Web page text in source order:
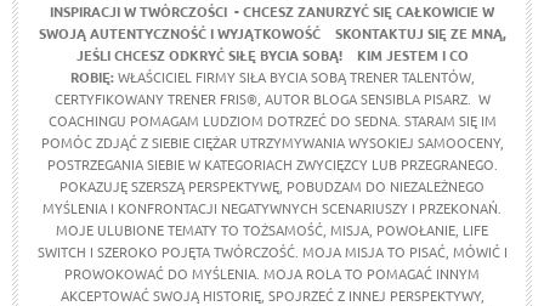
INSPIRACJI W TWÓRCZOŚCI - CHCESZ ZANURZYĆ SIĘ CAŁKOWICIE W
SWOJĄ AUTENTYCZNOŚĆ I WYJĄTKOWOŚĆ
SKONTAKTUJ SIĘ ZE MNĄ,
JEŚLI CHCESZ ODKRYĆ SIŁĘ BYCIA SOBĄ!
KIM JESTEM I CO
ROBIĘ:WŁAŚCICIEL FIRMY SIŁA BYCIA SOBĄ TRENER TALENTÓW,
CERTYFIKOWANY TRENER FRIS®, AUTOR BLOGA SENSIBLA PISARZ. W
COACHINGU POMAGAM LUDZIOM DOTRZEĆ DO SEDNA. STARAM SIĘ IM
POMÓC ZDJĄĆ Z SIEBIE CIĘŻAR UTRZYMYWANIA WYSOKIEJ SAMOOCENY,
POSTRZEGANIA SIEBIE W KATEGORIACH ZWYCIĘZCY LUB PRZEGRANEGO.
POKAZUJĘ SZERSZĄ PERSPEKTYWĘ, POBUDZAM DO NIEZALEŻNEGO
MYŚLENIA I KONFRONTACJI NEGATYWNYCH SCENARIUSZY I PRZEKONAŃ.
MOJE ULUBIONE TEMATY TO TOŻSAMOŚĆ, MISJA, POWOŁANIE, LIFE
SWITCH I SZEROKO POJĘTA TWÓRCZOŚĆ. MOJA MISJA TO PISAĆ, MÓWIĆ I
PROWOKOWAĆ DO MYŚLENIA. MOJA ROLA TO POMAGAĆ INNYM
AKCEPTOWAĆ SWOJĄ HISTORIĘ, SPOJRZEĆ Z INNEJ PERSPEKTYWY,